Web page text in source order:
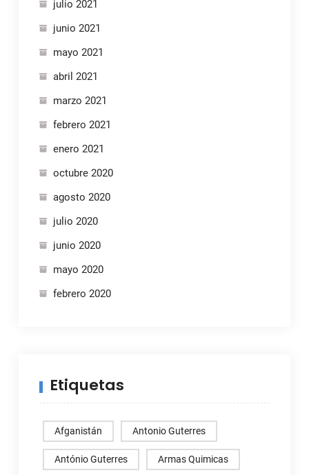
julio 2021
junio 2021
mayo 2021
abril 2021
marzo 2021
febrero 2021
enero 2021
octubre 2020
agosto 2020
julio 2020
junio 2020
mayo 2020
febrero 2020
Etiquetas
Afganistán Antonio Guterres
António Guterres Armas Quimicas